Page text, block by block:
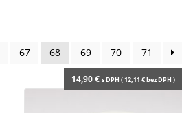
67 68 69 70 71
14,90€ s DPH (12,11 €bez DPH )